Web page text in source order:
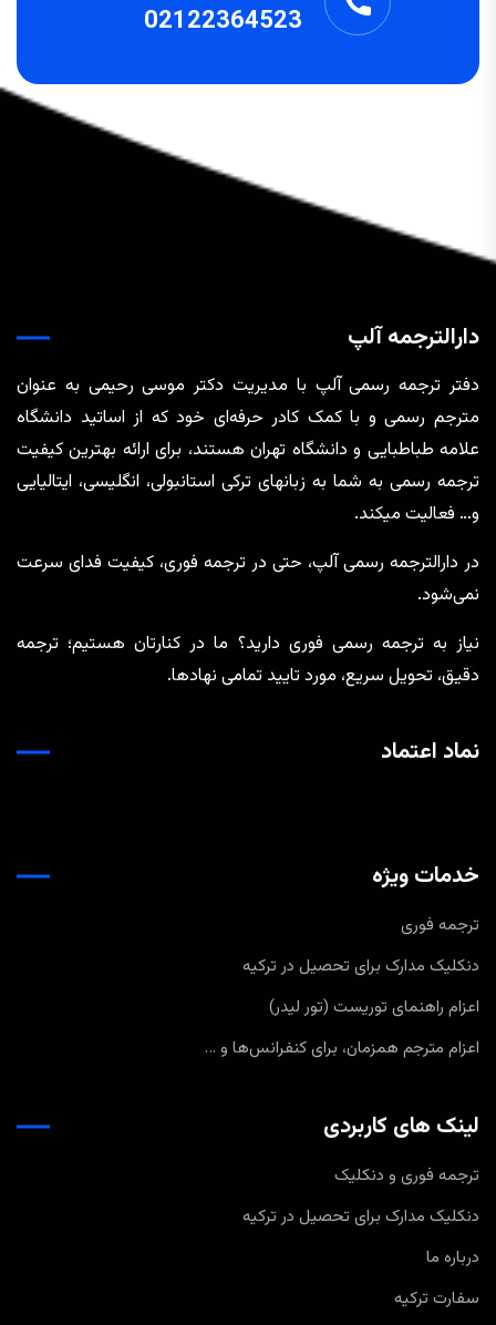
02122364523
دارالترجمه آلپ
دفتر ترجمه رسمی آلپ با مدیریت دکتر موسی رحیمی به عنوان
مترجم رسمی و با کمک کادر حرفه‌ای خود که از اساتید دانشگاه
علامه طباطبایی و دانشگاه تهران هستند، برای ارائه بهترین کیفیت
ترجمه رسمی به شما به زبانهای ترکی استانبولی، انگلیسی، ایتالیایی
و… فعالیت میکند.
در دارالترجمه رسمی آلپ، حتی در ترجمه‌ فوری، کیفیت فدای سرعت
نمی‌شود.
نیاز به ترجمه رسمی فوری دارید؟ ما در کنارتان هستیم؛ ترجمه
دقیق، تحویل سریع، مورد تایید تمامی نهادها.
نماد اعتماد
خدمات ویژه
ترجمه فوری
دنکلیک مدارک برای تحصیل در ترکیه
اعزام راهنمای توریست (تور لیدر)
اعزام مترجم همزمان، برای کنفرانس‌ها و …
لینک های کاربردی
ترجمه فوری و دنکلیک
دنکلیک مدارک برای تحصیل در ترکیه
درباره ما
سفارت ترکیه